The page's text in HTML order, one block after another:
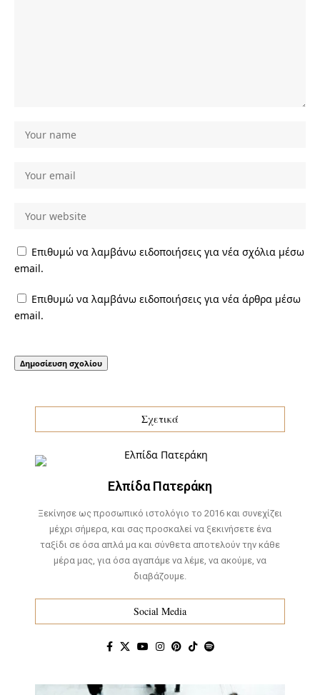
Επιθυμώ να λαμβάνω ειδοποιήσεις για νέα σχόλια μέσω
email.
Επιθυμώ να λαμβάνω ειδοποιήσεις για νέα άρθρα μέσω
email.
Σχετικά
Ελπίδα Πατεράκη
Ξεκίνησε ως προσωπικό ιστολόγιο το 2016 και συνεχίζει
μέχρι σήμερα, και σας προσκαλεί να ξεκινήσετε ένα
ταξίδι σε όσα απλά μα και σύνθετα αποτελούν την κάθε
μέρα μας, για όσα αγαπάμε να λέμε, να ακούμε, να
διαβάζουμε.
Social Media